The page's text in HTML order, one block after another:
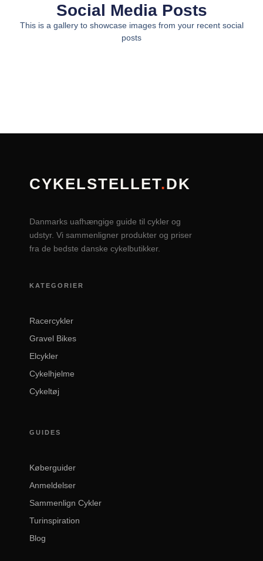
Social Media Posts
This is a gallery to showcase images from your recent social
posts
CYKELSTELLET.DK
Danmarks uafhængige guide til cykler og
udstyr. Vi sammenligner produkter og priser
fra de bedste danske cykelbutikker.
KATEGORIER
Racercykler
Gravel Bikes
Elcykler
Cykelhjelme
Cykeltøj
GUIDES
Køberguider
Anmeldelser
Sammenlign Cykler
Turinspiration
Blog